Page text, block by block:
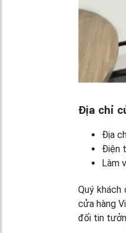
Địa chỉ
Địa
Điện
Làm
Quý
cửa hàng
đối tin